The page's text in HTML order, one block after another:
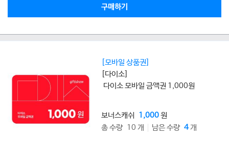
구매하기
[모바일 상품권]
[다이소]
다이소 모바일 금액권 1,000원
보너스캐쉬 1,000원
총 수량 10 개
남은 수량 4개